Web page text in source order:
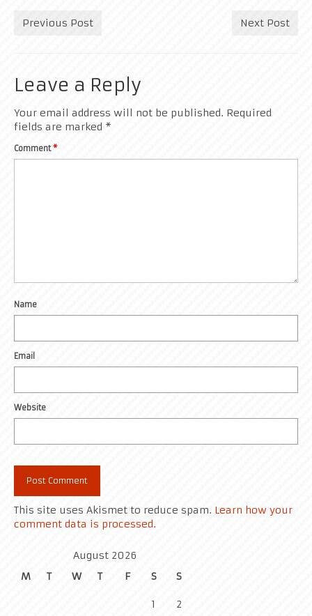
Previous Post Next Post
Leave a Reply
Your email address will not be published. Required
fields are marked *
Comment*
Name
Email
Website
This site uses Akismet to reduce spam. Learn how your
comment data is processed.
August 2026
M
T W T F S S
1 2